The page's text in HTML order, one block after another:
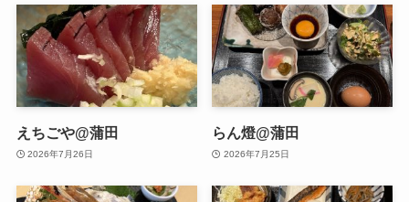
えちごや@蒲田
2026年7月26日
らん燈@蒲田
2026年7月25日